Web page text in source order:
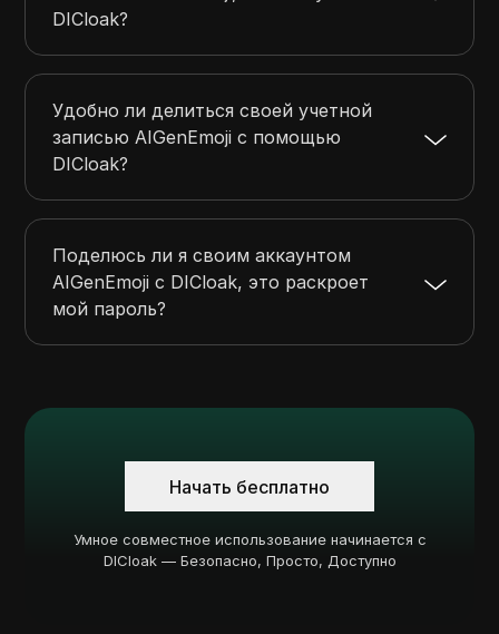
DICloak?
Удобно ли делиться своей учетной
записью AIGenEmoji с помощью
DICloak?
Поделюсь ли я своим аккаунтом
AIGenEmoji с DICloak, это раскроет
мой пароль?
Начать бесплатно
Умное совместное использование начинается с
DICloak — Безопасно, Просто, Доступно